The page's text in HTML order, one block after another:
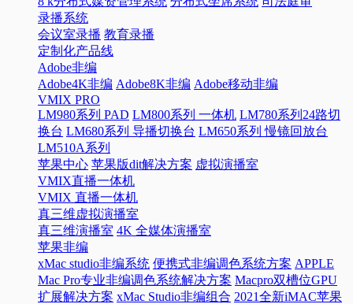
录播系统
会议室录播 教育录播
定制化产品线
Adobe非编
Adobe4K非编 Adobe8K非编 Adobe移动非编
VMIX PRO
LM980系列 PAD LM800系列 一体机 LM780系列24路切
换台 LM680系列 导播切换台 LM650系列 慢镜回放台
LM510A系列
苹果中心 苹果版dit解决方案 虚拟演播室
VMIX直播一体机
VMIX 直播一体机
真三维虚拟演播室
真三维演播室 4K 全媒体演播室
苹果非编
xMac studio非编系统 便携式非编调色系统方案 APPLE
Mac Pro专业非编调色系统解决方案 Macpro双槽位GPU
扩展解决方案 xMac Studio非编组合 2021全新iMAC苹果